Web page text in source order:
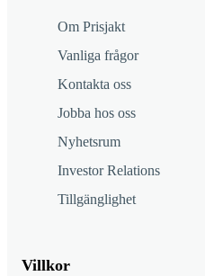
Om Prisjakt
Vanliga frågor
Kontakta oss
Jobba hos oss
Nyhetsrum
Investor Relations
Tillgänglighet
Villkor